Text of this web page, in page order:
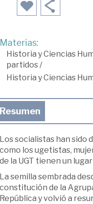
Materias:
Historia y Ciencias
partidos/
Historia y Ciencias
Resumen
Los socialistas han sido
como los ugetistas,
de la UGT tienen un
La semilla sembrada
constitución de la
República y volvió a